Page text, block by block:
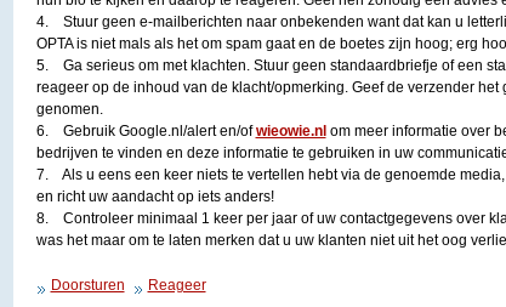
4. Stuur geen e-mailberichten naar onbekenden want dat kan u
OPTA is niet mals als het om spam gaat en de boetes zijn hoog; erg
5. Ga serieus om met klachten. Stuur geen standaardbriefje of een
reageer op de inhoud van de klacht/opmerking. Geef de verzender het
genomen.
6. Gebruik Google.nl/alert en/ofwieowie.nl om meer informatie over
bedrijven te vinden en deze informatie te gebruiken in uw
7. Als u eens een keer niets te vertellen hebt via de genoemde
en richt uw aandacht op iets anders!
8. Controleer minimaal 1 keer per jaar of uw contactgegevens over
was het maar om te laten merken dat u uw klanten niet uit het oog
Doorsturen Reageer